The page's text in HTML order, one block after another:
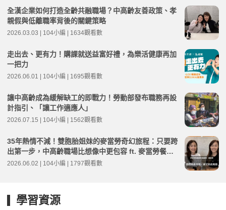
全漢企業如何打造全齡共融職場？中高齡友善政策、孝
親假與低離職率背後的關鍵策略
2026.03.03 | 104小編 | 1634觀看數
走出去、更有力！購課就送益富好禮，為樂活健康再加
一把力
2026.06.01 | 104小編 | 1695觀看數
讓中高齡成為緩解缺工的即戰力！勞動部發布職務再設
計指引、「讓工作適應人」
2026.07.15 | 104小編 | 1562觀看數
35年熱情不減！雙胞胎姐妹的麥當勞奇幻旅程：只要跨
出第一步，中高齡職場比想像中更包容 ft. 麥當勞餐廳
經理 嚴嘉惠、嚴嘉雯 | 高年級不打烊 x 用 AI 點亮第二
2026.06.02 | 104小編 | 1797觀看數
學習資源